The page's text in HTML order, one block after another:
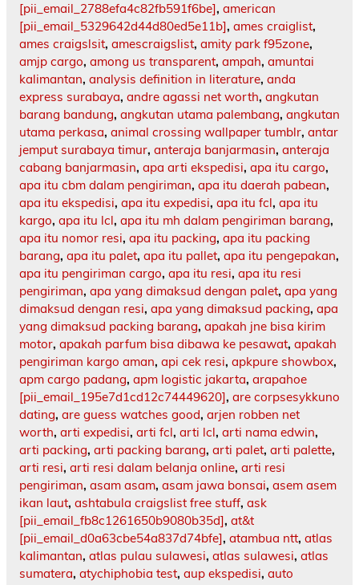
[pii_email_2788efa4c82fb591f6be], american
[pii_email_5329642d44d80ed5e11b], ames craiglist,
ames craigslsit, amescraigslist, amity park f95zone,
amjp cargo, among us transparent, ampah, amuntai
kalimantan, analysis definition in literature, anda
express surabaya, andre agassi net worth, angkutan
barang bandung, angkutan utama palembang, angkutan
utama perkasa, animal crossing wallpaper tumblr, antar
jemput surabaya timur, anteraja banjarmasin, anteraja
cabang banjarmasin, apa arti ekspedisi, apa itu cargo,
apa itu cbm dalam pengiriman, apa itu daerah pabean,
apa itu ekspedisi, apa itu expedisi, apa itu fcl, apa itu
kargo, apa itu lcl, apa itu mh dalam pengiriman barang,
apa itu nomor resi, apa itu packing, apa itu packing
barang, apa itu palet, apa itu pallet, apa itu pengepakan,
apa itu pengiriman cargo, apa itu resi, apa itu resi
pengiriman, apa yang dimaksud dengan palet, apa yang
dimaksud dengan resi, apa yang dimaksud packing, apa
yang dimaksud packing barang, apakah jne bisa kirim
motor, apakah parfum bisa dibawa ke pesawat, apakah
pengiriman kargo aman, api cek resi, apkpure showbox,
apm cargo padang, apm logistic jakarta, arapahoe
[pii_email_195e7d1cd12c74449620], are corpsesykkuno
dating, are guess watches good, arjen robben net
worth, arti expedisi, arti fcl, arti lcl, arti nama edwin,
arti packing, arti packing barang, arti palet, arti palette,
arti resi, arti resi dalam belanja online, arti resi
pengiriman, asam asam, asam jawa bonsai, asem asem
ikan laut, ashtabula craigslist free stuff, ask
[pii_email_fb8c1261650b9080b35d], at&t
[pii_email_d0a63cbe54a837d74bfe], atambua ntt, atlas
kalimantan, atlas pulau sulawesi, atlas sulawesi, atlas
sumatera, atychiphobia test, aup ekspedisi, auto